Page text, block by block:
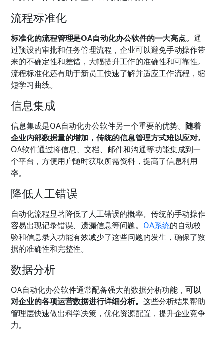
流程标准化
标准化的流程管理是OA自动化办公软件的一大亮点。通
过预设的审批和任务管理流程，企业可以避免手动操作带
来的不确定性和差错，大幅提升工作的准确性和可靠性。
流程标准化还有助于新员工快速了解并适应工作流程，缩
短学习曲线。
信息集成
信息集成是OA自动化办公软件另一个重要的优势。随着
企业内部数据量的增加，传统的信息管理方式难以应对。
OA软件通过将信息、文档、邮件和沟通等功能集成到一
个平台，方便用户随时获取所需资料，提高了信息利用
率。
降低人工错误
自动化流程显著降低了人工错误的概率。传统的手动操作
容易出现记录错误、遗漏信息等问题。 OA系统的自动校
验和信息录入功能有效减少了这些问题的发生，确保了数
据的准确性和完整性。
数据分析
OA自动化办公软件通常配备强大的数据分析功能，可以
对企业的各项运营数据进行详细分析。这些分析结果帮助
管理层快速做出科学决策，优化资源配置，提升企业竞争
力。